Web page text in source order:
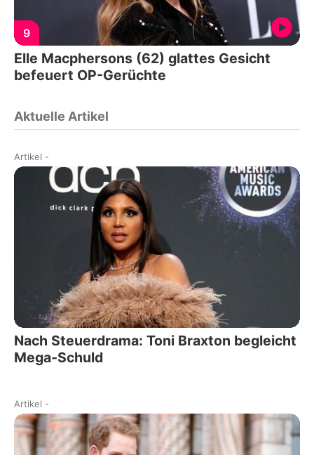
9
Elle Macphersons (62) glattes Gesicht
befeuert OP-Gerüchte
Aktuelle Artikel
Artikel -
Nach Steuerdrama: Toni Braxton begleicht
Mega-Schuld
Artikel -